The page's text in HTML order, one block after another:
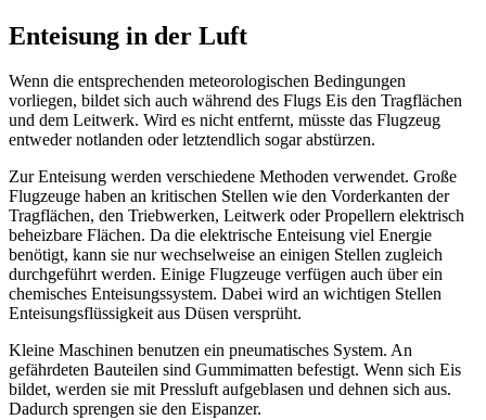
Enteisung in der Luft
Wenn die entsprechenden meteorologischen Bedingungen
vorliegen, bildet sich auch während des Flugs Eis den Tragflächen
und dem Leitwerk. Wird es nicht entfernt, müsste das Flugzeug
entweder notlanden oder letztendlich sogar abstürzen.
Zur Enteisung werden verschiedene Methoden verwendet. Große
Flugzeuge haben an kritischen Stellen wie den Vorderkanten der
Tragflächen, den Triebwerken, Leitwerk oder Propellern elektrisch
beheizbare Flächen. Da die elektrische Enteisung viel Energie
benötigt, kann sie nur wechselweise an einigen Stellen zugleich
durchgeführt werden. Einige Flugzeuge verfügen auch über ein
chemisches Enteisungssystem. Dabei wird an wichtigen Stellen
Enteisungsflüssigkeit aus Düsen versprüht.
Kleine Maschinen benutzen ein pneumatisches System. An
gefährdeten Bauteilen sind Gummimatten befestigt. Wenn sich Eis
bildet, werden sie mit Pressluft aufgeblasen und dehnen sich aus.
Dadurch sprengen sie den Eispanzer.